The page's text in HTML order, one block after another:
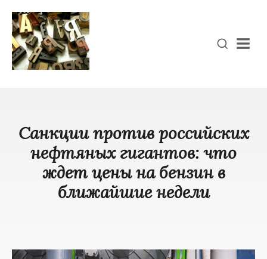
Санкции против российских
нефтяных гигантов: что
ждет цены на бензин в
ближайшие недели